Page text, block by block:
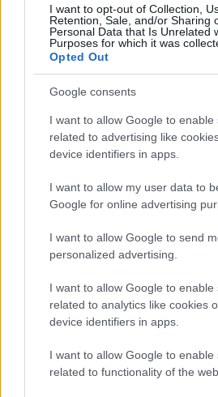
I want to opt-out of Collection,
Retention, Sale, and/or Sharing
Personal Data that Is Unrelated
Purposes for which it was
Opted Out
Google consents
I want to allow Google to enable
related to advertising like
device identifiers in apps.
I want to allow my user data to
Google for online advertising
I want to allow Google to send
personalized advertising.
I want to allow Google to enable
related to analytics like cookies
device identifiers in apps.
I want to allow Google to enable
related to functionality of the
ben indicati. Un piccolo zaino
e una mappa di riferimento
serena, lasciando spazio alla
rinunciare alla sicurezza.
AUTORE
Beatrice Beretta
Beatrice Beretta, basata
per la prima volta
rubriche sui viaggi
promuove reportage su
bolognesi come